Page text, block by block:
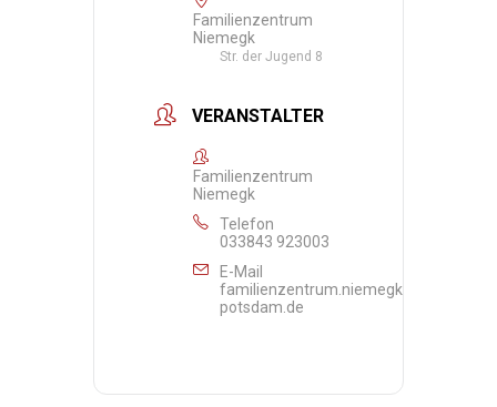
Familienzentrum
Niemegk
Str. der Jugend 8
VERANSTALTER
Familienzentrum
Niemegk
Telefon
033843 923003
E-Mail
familienzentrum.niemegk@awo-
potsdam.de